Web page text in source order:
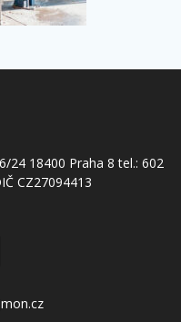
24 18400 Praha 8 tel.: 602
CZ27094413